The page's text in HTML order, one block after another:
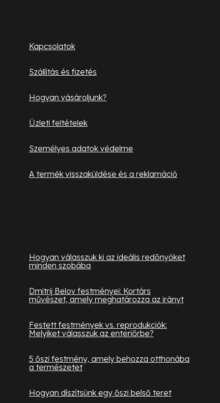
Kapcsolatok
Szállítás és fizetés
Hogyan vásároljunk?
Üzleti feltételek
Személyes adatok védelme
A termék visszaküldése és a reklamáció
Hogyan válasszuk ki az ideális redőnyöket
minden szobába
Dmitrij Belov festményei: Kortárs
művészet, amely meghatározza az irányt
Festett festmények vs. reprodukciók:
Melyiket válasszuk az enteriőrbe?
5 őszi festmény, amely behozza otthonába
a természetet
Hogyan díszítsünk egy őszi belső teret